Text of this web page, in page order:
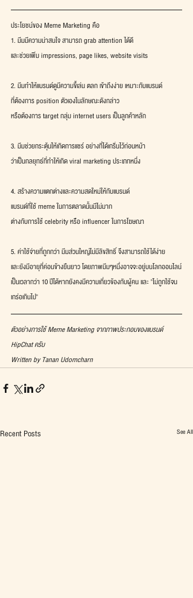
ประโยชน์ของ Meme Marketing คือ
1. มีมมีความน่าสนใจ สามารถ grab attention ได้ดี
และช่วยเพิ่ม impressions, page likes, website visits
2. มีมทำให้แบรนด์ดูมีความขี้เล่น ตลก เข้าถึงง่าย เหมาะกับแบรนด์
ที่ต้องการ position ตัวเองในลักษณะดังกล่าว
หรือต้องการ target กลุ่ม internet users เป็นลูกค้าหลัก
3. มีมช่วยกระตุ้นให้เกิดการแชร์ อย่างที่ได้เกริ่นไว้ก่อนหน้า
ว่าเป็นกลยุทธ์ที่ทำให้เกิด viral marketing ประเภทหนึ่ง
4. สร้างความแตกต่างและความสดใหม่ให้กับแบรนด์
แบรนด์ที่ใช้ meme ในการตลาดนั้นมีไม่มาก
ต่างกับการใช้ celebrity หรือ influencer ในการโฆษณา
5. ค่าใช้จ่ายที่ถูกกว่า มีมส่วนใหญ่ไม่มีลิขสิทธิ์ จึงสามารถใช้ได้ง่าย
และยังมีอายุที่ค่อนข้างยืนยาว โดยภาพมีมๆหนึ่งอาจจะอยู่บนโลกออนไลน์
เป็นเวลากว่า 10 ปีได้หากยังคงมีความเกี่ยวข้องกับผู้คน และ "ไม่ถูกใช้จน
เกร่อเกินไป"
ตัวอย่างการใช้ Meme Marketing จากภาพประกอบของแบรนด์
HipChat ครับ
Written by Tanan Udomcharn
Recent Posts See All